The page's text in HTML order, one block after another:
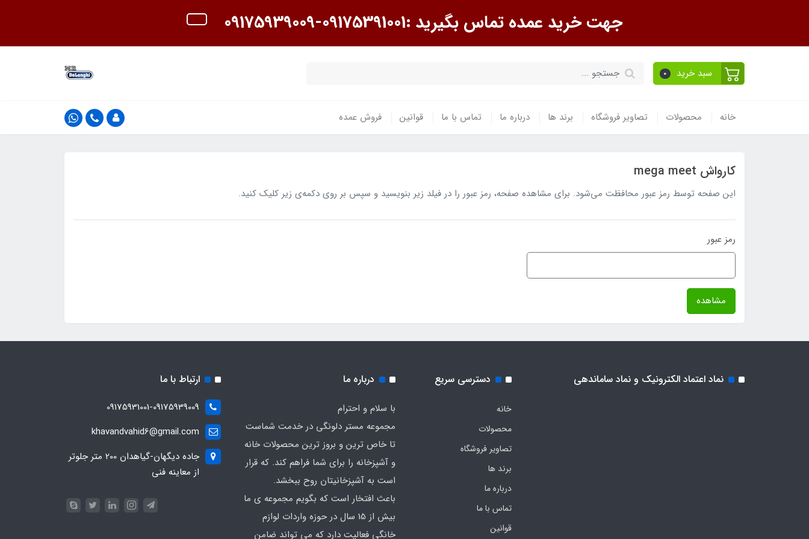
جهت خرید عمده تماس بگیرید :09175391001-09175939009
سبد خرید 0
خانه محصولات تصاویر فروشگاه برند ها درباره ما تماس با ما قوانین فروش عمده
کارواش mega meet
این صفحه توسط رمز عبور محافظت می‌شود. برای مشاهده صفحه، رمز عبور را در فیلد زیر بنویسید و سپس بر روی دکمه‌ی زیر کلیک کنید.
رمز عبور
مشاهده
نماد اعتماد الکترونیک و نماد ساماندهی دسترسی سریع
خانه
محصولات
تصاویر فروشگاه
برند ها
درباره ما
تماس با ما
قوانین
درباره ما
با سلام و احترام
مجموعه مستر دلونگی در خدمت شماست
تا خاص ترین و بروز ترین محصولات خانه
و آشپزخانه را برای شما فراهم کند. که قرار
است به آشپزخانیتان روح ببخشد.
باعث افتخار است که بگویم مجموعه ی ما
بیش از 15 سال در حوزه واردات لوازم
خانگی فعالیت دارد که می تواند ضامن
ارتباط با ما
09175931001-09175939009
khavandvahid6@gmail.com
جاده دیگهان-گیاهدان 200 متر جلوتر
از معاینه فنی